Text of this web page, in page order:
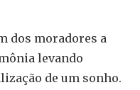
dos moradores a
levando
de um sonho.